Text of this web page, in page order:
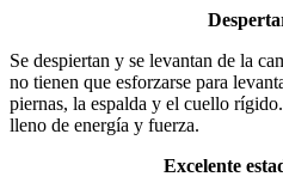
Se despiertan y se levantan de la
no tienen que esforzarse para
piernas, la espalda y el cuello
lleno de energía y fuerza.
Excelente